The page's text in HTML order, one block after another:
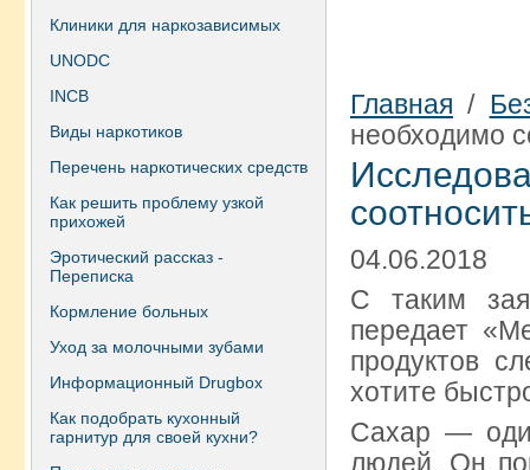
Клиники для наркозависимых
UNODC
INCB
Виды наркотиков
Перечень наркотических средств
Как решить проблему узкой
прихожей
Эротический рассказ -
Переписка
Кормление больных
Уход за молочными зубами
Информационный Drugbox
Как подобрать кухонный
гарнитур для своей кухни?
Главная /
необходимо
04.06.2018
С таким
передает
продуктов
хотите
Сахар —
людей. Он